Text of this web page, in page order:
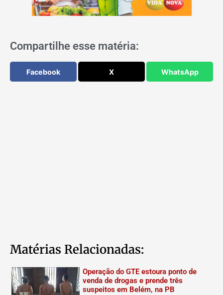
Compartilhe esse matéria:
Facebook X WhatsApp
Matérias Relacionadas:
Operação do GTE estoura ponto de
venda de drogas e prende três
suspeitos em Belém, na PB